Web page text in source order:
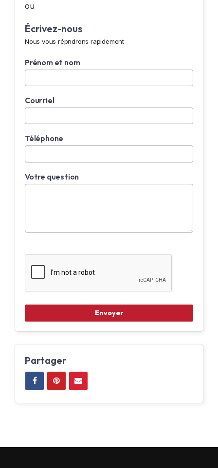
ou
Écrivez-nous
Nous vous répndrons rapidement
Prénom et nom
Courriel
Téléphone
Votre question
Partager